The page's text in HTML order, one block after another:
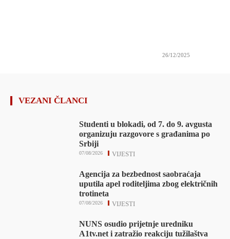
26/12/2025
VEZANI ČLANCI
Studenti u blokadi, od 7. do 9. avgusta
organizuju razgovore s građanima po
Srbiji
VIJESTI
07/08/2026
Agencija za bezbednost saobraćaja
uputila apel roditeljima zbog električnih
trotineta
VIJESTI
07/08/2026
NUNS osudio prijetnje uredniku
A1tv.net i zatražio reakciju tužilaštva